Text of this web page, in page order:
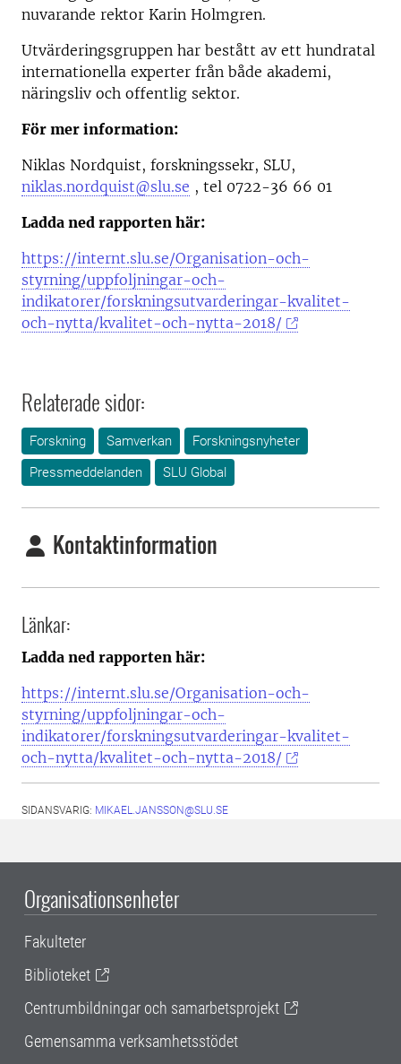
nuvarande rektor Karin Holmgren.
Utvärderingsgruppen har bestått av ett hundratal
internationella experter från både akademi,
näringsliv och offentlig sektor.
För mer information:
Niklas Nordquist, forskningssekr, SLU,
niklas.nordquist@slu.se , tel 0722-36 66 01
Ladda ned rapporten här:
https://internt.slu.se/Organisation-och-
styrning/uppfoljningar-och-
indikatorer/forskningsutvarderingar-kvalitet-
och-nytta/kvalitet-och-nytta-2018/
Relaterade sidor:
Forskning Samverkan
Forskningsnyheter
Pressmeddelanden
SLU Global
Kontaktinformation
Länkar:
Ladda ned rapporten här:
https://internt.slu.se/Organisation-och-
styrning/uppfoljningar-och-
indikatorer/forskningsutvarderingar-kvalitet-
och-nytta/kvalitet-och-nytta-2018/
SIDANSVARIG: MIKAEL.JANSSON@SLU.SE
Organisationsenheter
Fakulteter
Biblioteket
Centrumbildningar och samarbetsprojekt
Gemensamma verksamhetsstödet